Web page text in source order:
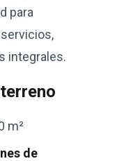
para
integrales.
m²
de